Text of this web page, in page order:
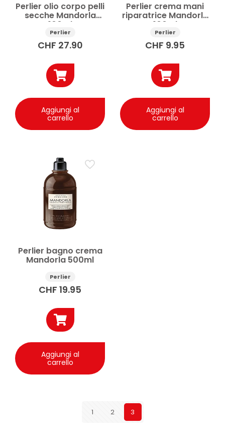
Perlier olio corpo pelli
secche Mandorla
100ml
Perlier
CHF 27.90
Aggiungi al
carrello
Perlier crema mani
riparatrice Mandorla
100ml
Perlier
CHF 9.95
Aggiungi al
carrello
Perlier bagno crema
Mandorla 500ml
Perlier
CHF 19.95
Aggiungi al
carrello
1 2 3